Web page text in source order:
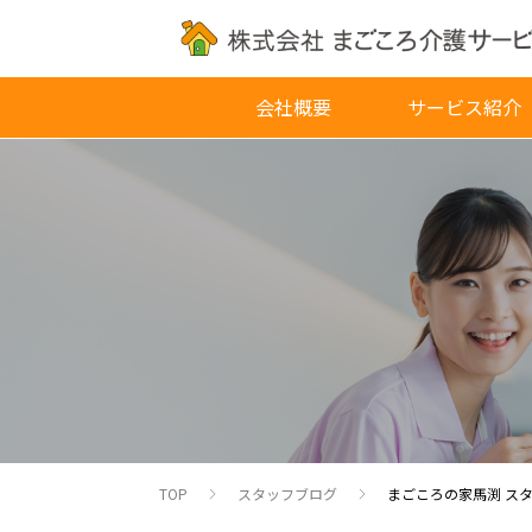
会社概要 サービス紹介
TOP スタッフブログ まごころの家馬渕 ス